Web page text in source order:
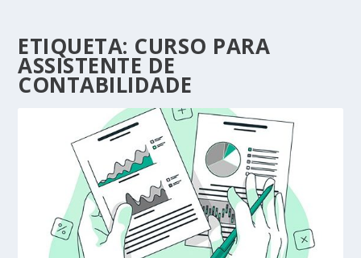
ETIQUETA: CURSO PARA
ASSISTENTE DE
CONTABILIDADE